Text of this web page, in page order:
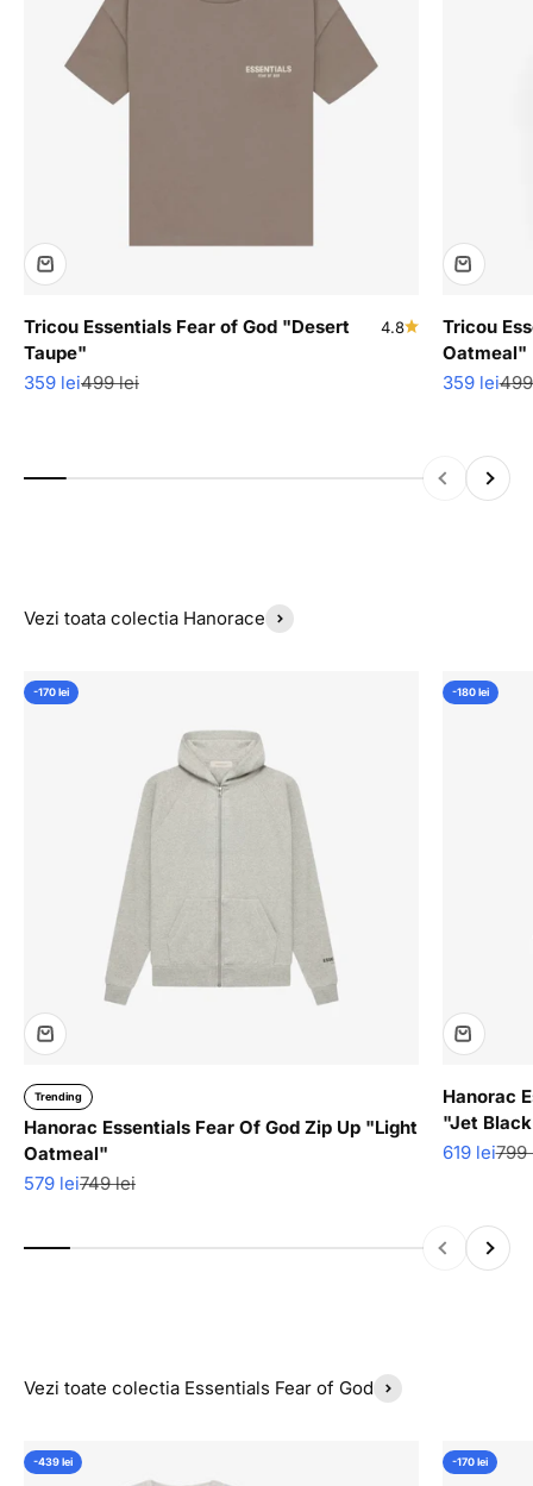
Tricou Essentials Fear of God "Desert
Taupe"
4.8
Pret redus
359 leiPret normal
499 lei
Tricou
Oatmeal"
Pret redus
359 lei
InapoiInainte
Vezi toata colectia Hanorace
-170 lei
Trending
Hanorac Essentials Fear Of God Zip Up "Light
Oatmeal"
Pret redus
579 leiPret normal
749 lei
-180 lei
Hanorac
"Jet
Pret redus
619 lei799
InapoiInainte
Vezi toate colectia Essentials Fear of God
-439 lei -170 lei